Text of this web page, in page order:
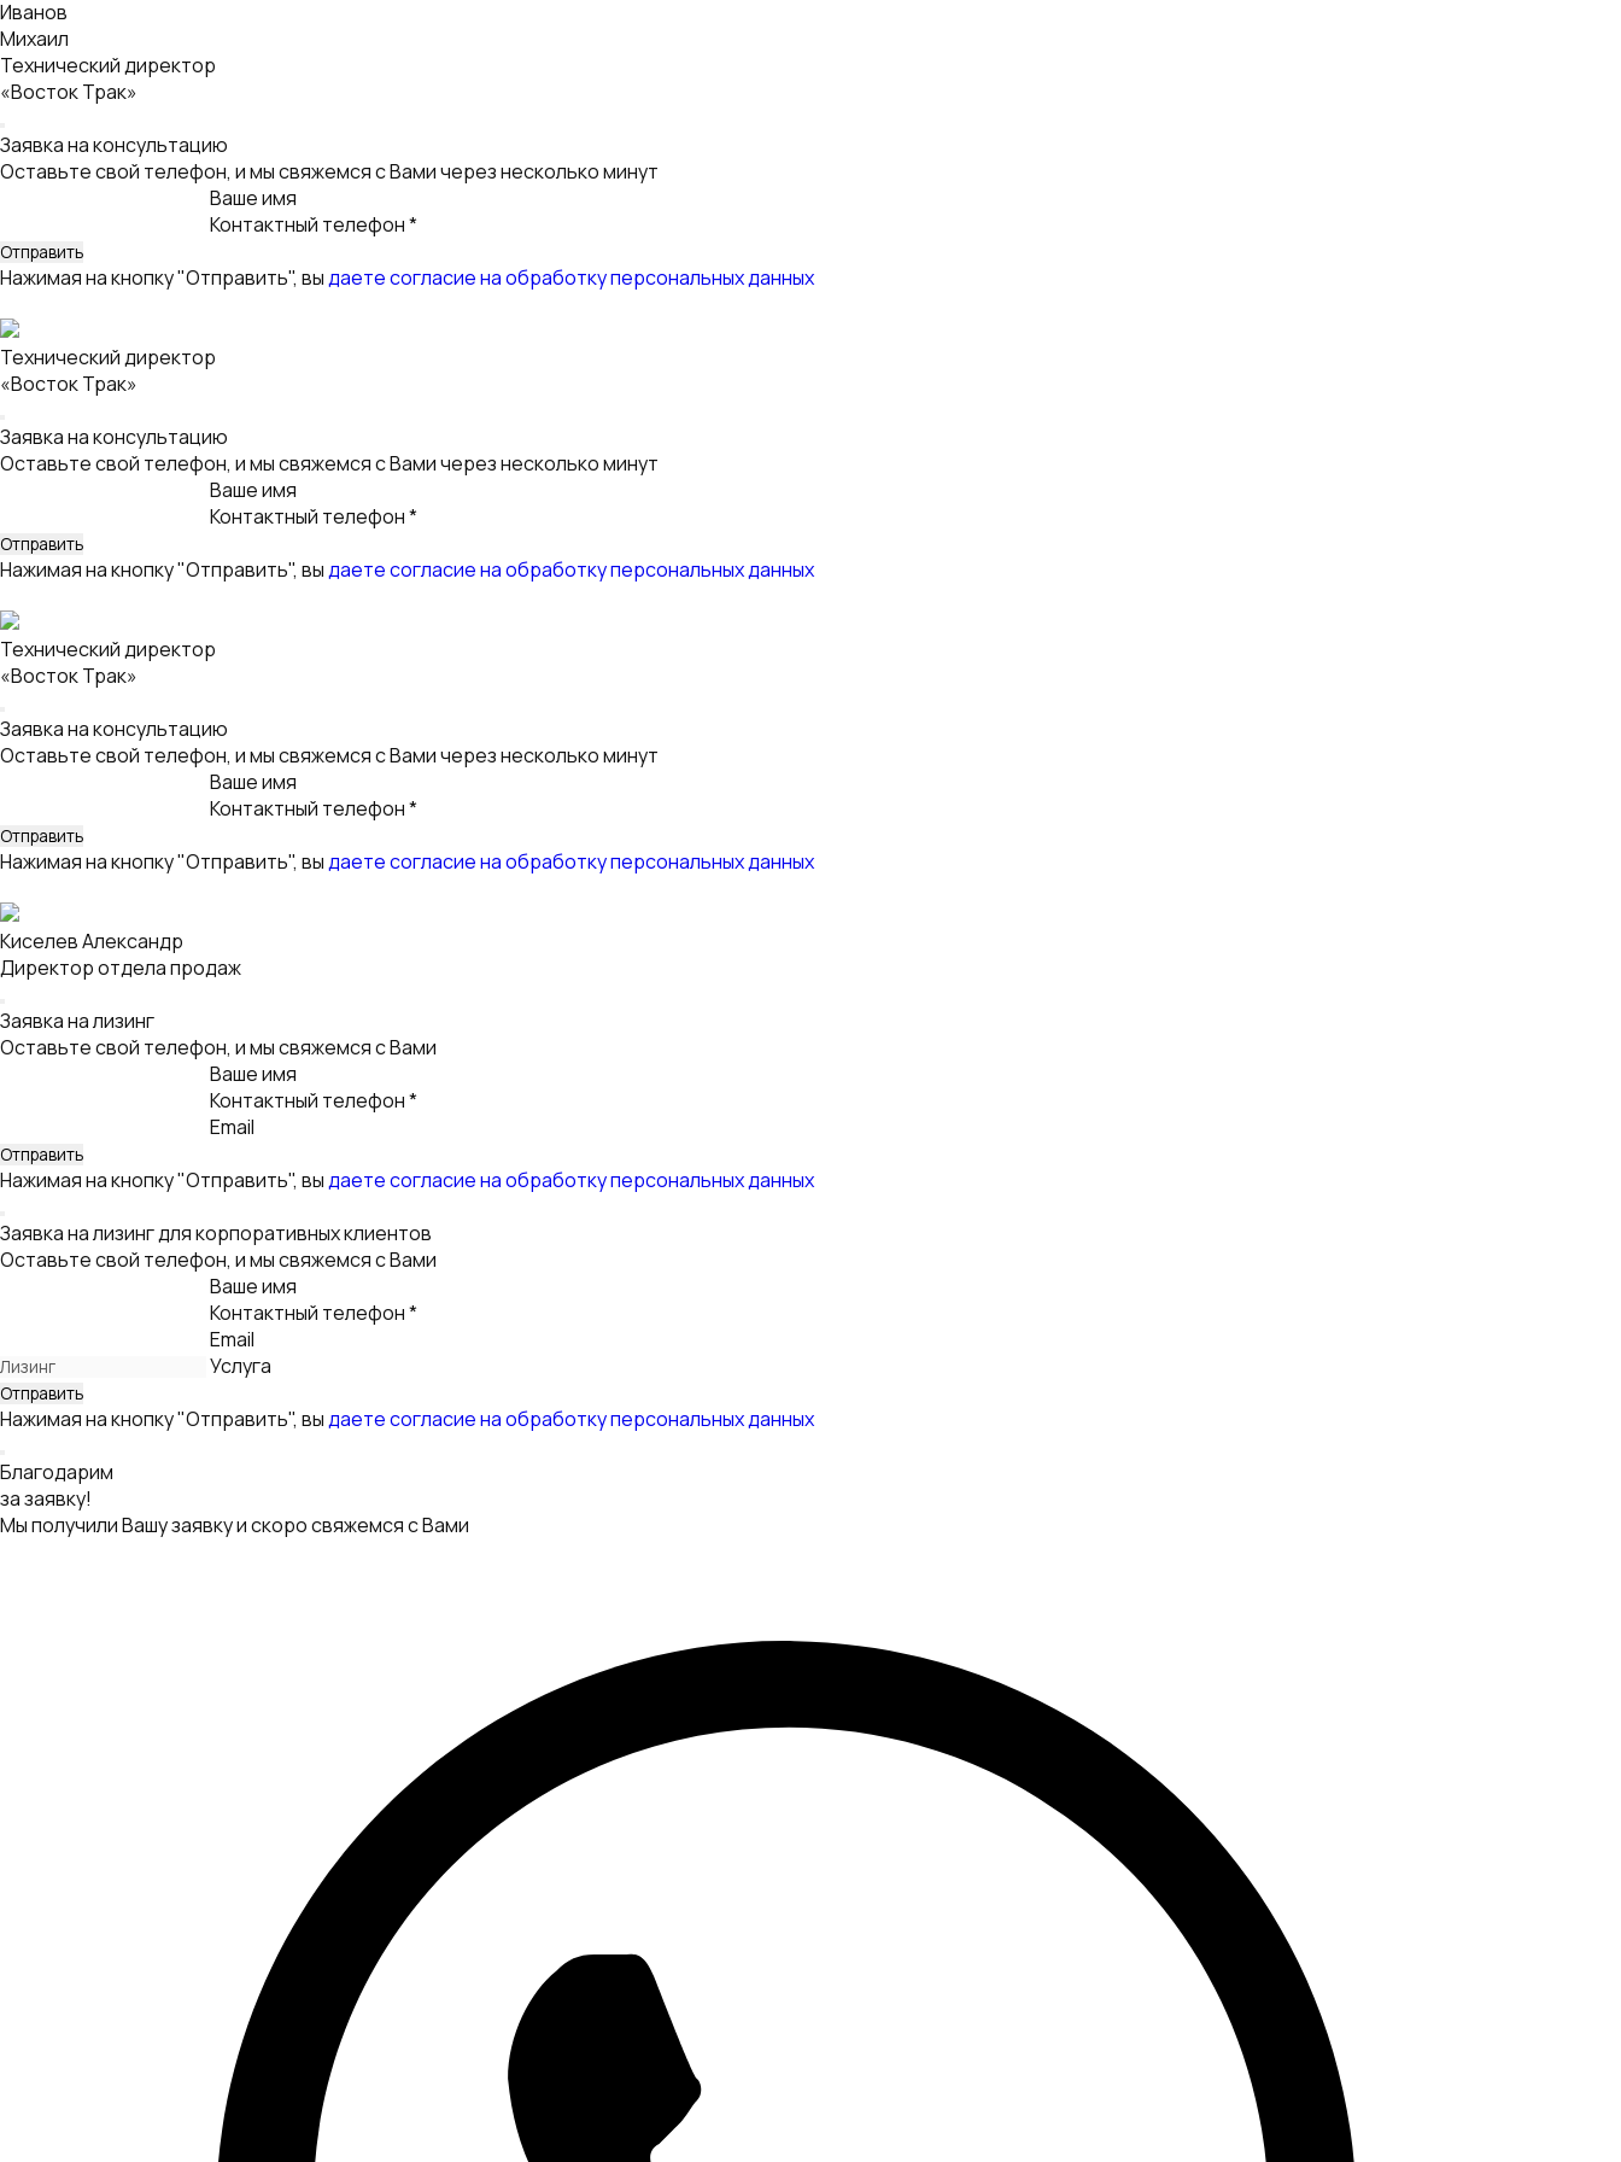
Иванов
Михаил
Технический директор
«Восток Трак»
Заявка на консультацию
Оставьте свой телефон, и мы свяжемся с Вами через несколько минут
Ваше имя
Контактный телефон *
Нажимая на кнопку "Отправить", выдаете согласие на обработку персональных данных
Технический директор
«Восток Трак»
Заявка на консультацию
Оставьте свой телефон, и мы свяжемся с Вами через несколько минут
Ваше имя
Контактный телефон *
Нажимая на кнопку "Отправить", выдаете согласие на обработку персональных данных
Технический директор
«Восток Трак»
Заявка на консультацию
Оставьте свой телефон, и мы свяжемся с Вами через несколько минут
Ваше имя
Контактный телефон *
Нажимая на кнопку "Отправить", выдаете согласие на обработку персональных данных
Киселев Александр
Директор отдела продаж
Заявка на лизинг
Оставьте свой телефон, и мы свяжемся с Вами
Ваше имя
Контактный телефон *
Email
Нажимая на кнопку "Отправить", выдаете согласие на обработку персональных данных
Заявка на лизинг для корпоративных клиентов
Оставьте свой телефон, и мы свяжемся с Вами
Ваше имя
Контактный телефон *
Email
Услуга
Нажимая на кнопку "Отправить", выдаете согласие на обработку персональных данных
Благодарим
за заявку!
Мы получили Вашу заявку и скоро свяжемся с Вами